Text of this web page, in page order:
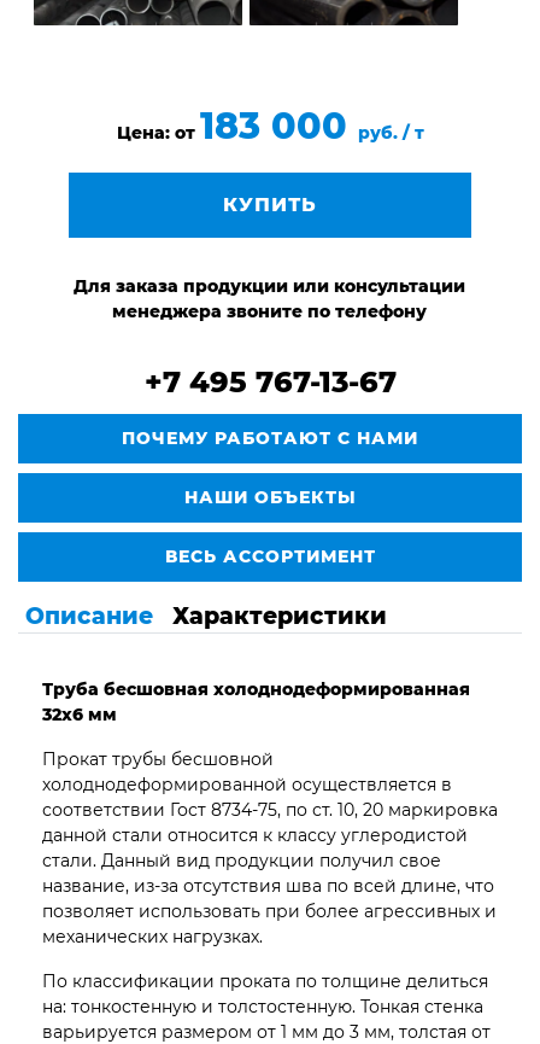
Цена: от 183 000 руб. / т
КУПИТЬ
Для заказа продукции или консультации
менеджера звоните по телефону
+7 495 767-13-67
ПОЧЕМУ РАБОТАЮТ С НАМИ
НАШИ ОБЪЕКТЫ
ВЕСЬ АССОРТИМЕНТ
Описание Характеристики
Труба бесшовная холоднодеформированная
32х6 мм
Прокат трубы бесшовной
холоднодеформированной осуществляется в
соответствии Гост 8734-75, по ст. 10, 20 маркировка
данной стали относится к классу углеродистой
стали. Данный вид продукции получил свое
название, из-за отсутствия шва по всей длине, что
позволяет использовать при более агрессивных и
механических нагрузках.
По классификации проката по толщине делиться
на: тонкостенную и толстостенную. Тонкая стенка
варьируется размером от 1 мм до 3 мм, толстая от